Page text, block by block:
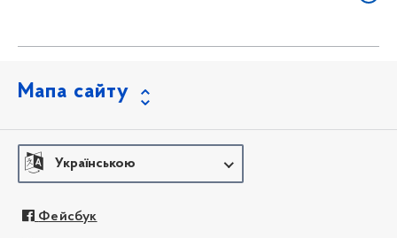
Мапа сайту
Українською
Фейсбук